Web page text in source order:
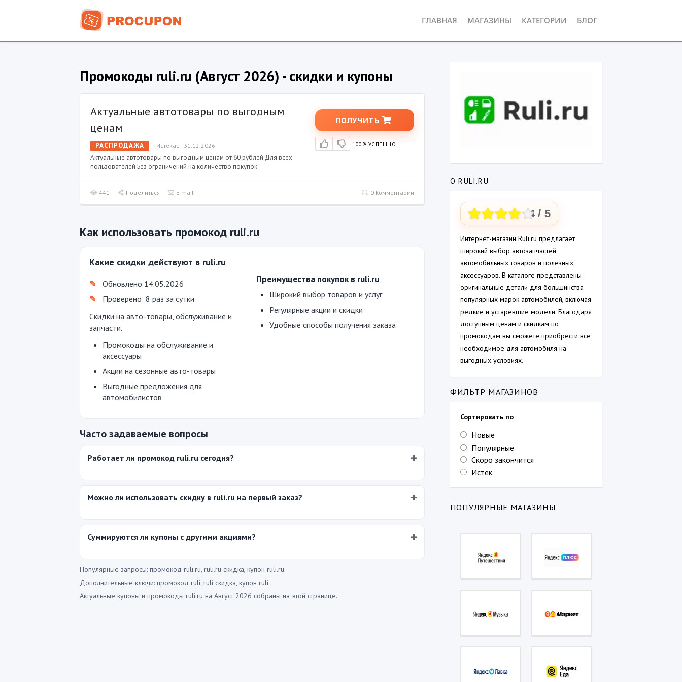
ГЛАВНАЯ МАГАЗИНЫ КАТЕГОРИИ БЛОГ
Промокоды ruli.ru (Август 2026) - скидки и купоны
Актуальные автотовары по выгодным
ценам
РАСПРОДАЖА Истекает 31.12.2026
Актуальные автотовары по выгодным ценам от 60 рублей Для всех
пользователей Без ограничений на количество покупок.
ПОЛУЧИТЬ
100% УСПЕШНО
441 Поделиться E-mail 0 Комментарии
Как использовать промокод ruli.ru
Какие скидки действуют в ruli.ru
Обновлено 14.05.2026
Проверено: 8 раз за сутки
Скидки на авто-товары, обслуживание и
запчасти.
Промокоды на обслуживание и
аксессуары
Акции на сезонные авто-товары
Выгодные предложения для
автомобилистов
Преимущества покупок в ruli.ru
Широкий выбор товаров и услуг
Регулярные акции и скидки
Удобные способы получения заказа
Часто задаваемые вопросы
Работает ли промокод ruli.ru сегодня?
Можно ли использовать скидку в ruli.ru на первый заказ?
Суммируются ли купоны с другими акциями?
Популярные запросы: промокод ruli.ru, ruli.ru скидка, купон ruli.ru.
Дополнительные ключи: промокод ruli, ruli скидка, купон ruli.
Актуальные купоны и промокоды ruli.ru на Август 2026 собраны на этой странице.
О RULI.RU
4 / 5
Интернет-магазин Ruli.ru предлагает
широкий выбор автозапчастей,
автомобильных товаров и полезных
аксессуаров. В каталоге представлены
оригинальные детали для большинства
популярных марок автомобилей, включая
редкие и устаревшие модели. Благодаря
доступным ценам и скидкам по
промокодам вы сможете приобрести все
необходимое для автомобиля на
выгодных условиях.
ФИЛЬТР МАГАЗИНОВ
Сортировать по
Новые
Популярные
Скоро закончится
Истек
ПОПУЛЯРНЫЕ МАГАЗИНЫ